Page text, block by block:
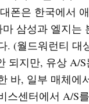
폰은 한국에서
삼성과 엘지는
. (월드워런티 대
되지만, 유상 A/
바, 일부 매체에
스센터에서 A/S